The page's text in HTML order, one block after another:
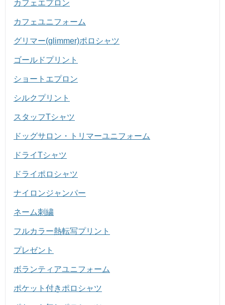
カフェエプロン
カフェユニフォーム
グリマー(glimmer)ポロシャツ
ゴールドプリント
ショートエプロン
シルクプリント
スタッフTシャツ
ドッグサロン・トリマーユニフォーム
ドライTシャツ
ドライポロシャツ
ナイロンジャンパー
ネーム刺繍
フルカラー熱転写プリント
プレゼント
ボランティアユニフォーム
ポケット付きポロシャツ